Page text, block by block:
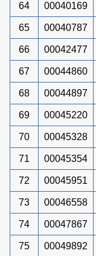
64 00040169
65 00040787
66 00042477
67 00044860
68 00044897
69 00045220
70 00045328
71 00045354
72 00045951
73 00046558
74 00047867
75 00049892